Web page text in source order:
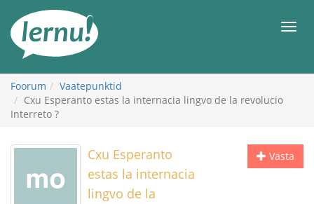
juurde
Foorum
Vaatepunktid
Cxu Esperanto estas la internacia lingvo de la revolucio
Interreto ?
Vasta
Cxu Esperanto
estas la internacia
lingvo de la